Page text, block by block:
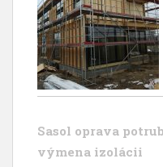
Sasol oprava
výmena izolácii